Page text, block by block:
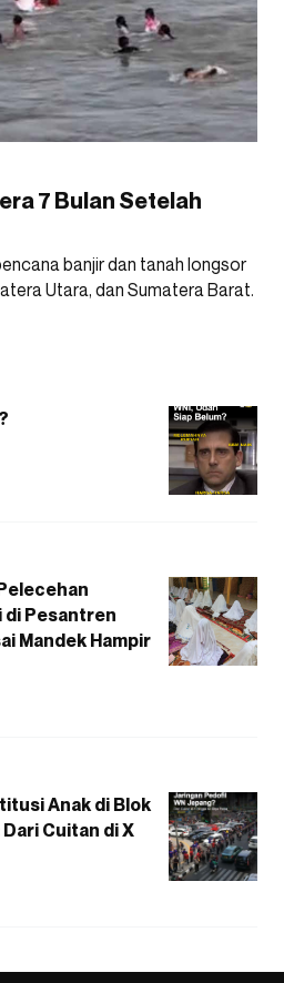
7 Bulan Setelah
banjir dan tanah longsor
Utara, dan Sumatera Barat.
di Pesantren
Mandek Hampir
Anak di Blok
Cuitan di X